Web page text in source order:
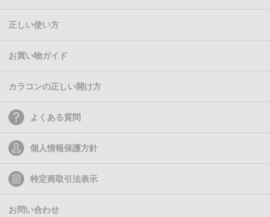
正しい使い方
お買い物ガイド
カラコンの正しい開け方
よくある質問
個人情報保護方針
特定商取引法表示
お問い合わせ